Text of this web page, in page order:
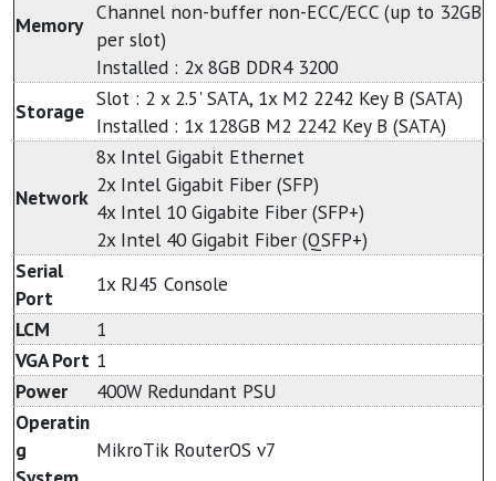
Memory
Channel non-buffer non-ECC/ECC (up to 32GB
per slot)
Installed : 2x 8GB DDR4 3200
Storage
Slot : 2 x 2.5' SATA, 1x M2 2242 Key B (SATA)
Installed : 1x 128GB M2 2242 Key B (SATA)
Network
8x Intel Gigabit Ethernet
2x Intel Gigabit Fiber (SFP)
4x Intel 10 Gigabite Fiber (SFP+)
2x Intel 40 Gigabit Fiber (QSFP+)
Serial
Port
1x RJ45 Console
LCM
1
VGA Port 1
Power
400W Redundant PSU
Operatin
g
MikroTik RouterOS v7